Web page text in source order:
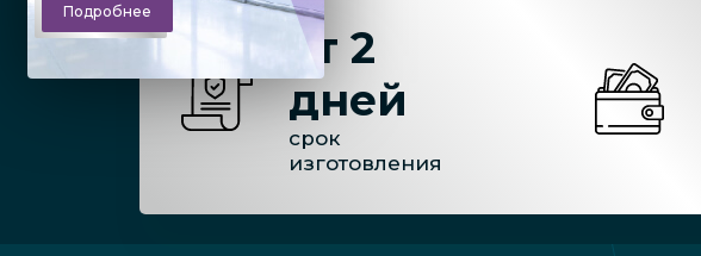
Подробнее
от 2
дней
срок
изготовления